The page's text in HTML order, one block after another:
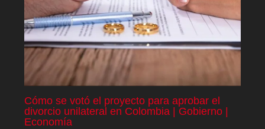
Cómo se votó el proyecto para aprobar el
divorcio unilateral en Colombia | Gobierno |
Economía